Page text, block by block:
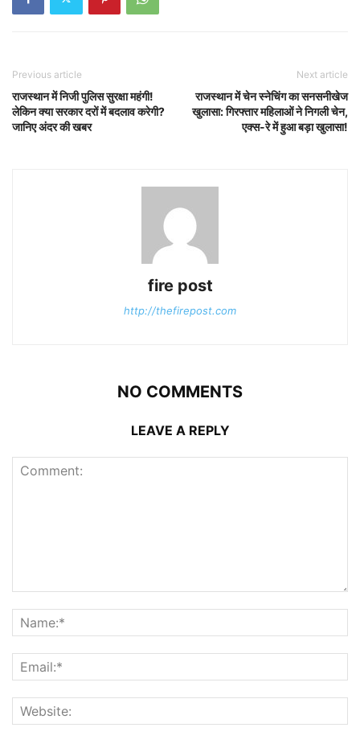
Previous article
राजस्थान में निजी पुलिस सुरक्षा महंगी!
लेकिन क्या सरकार दरों में बदलाव करेगी?
जानिए अंदर की खबर
Next article
राजस्थान में चेन स्नेचिंग का सनसनीखेज
खुलासा: गिरफ्तार महिलाओं ने निगली चेन,
एक्स-रे में हुआ बड़ा खुलासा!
fire post
http://thefirepost.com
NO COMMENTS
LEAVE A REPLY